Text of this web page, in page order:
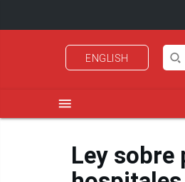
ENGLISH
menu
Ley sobre